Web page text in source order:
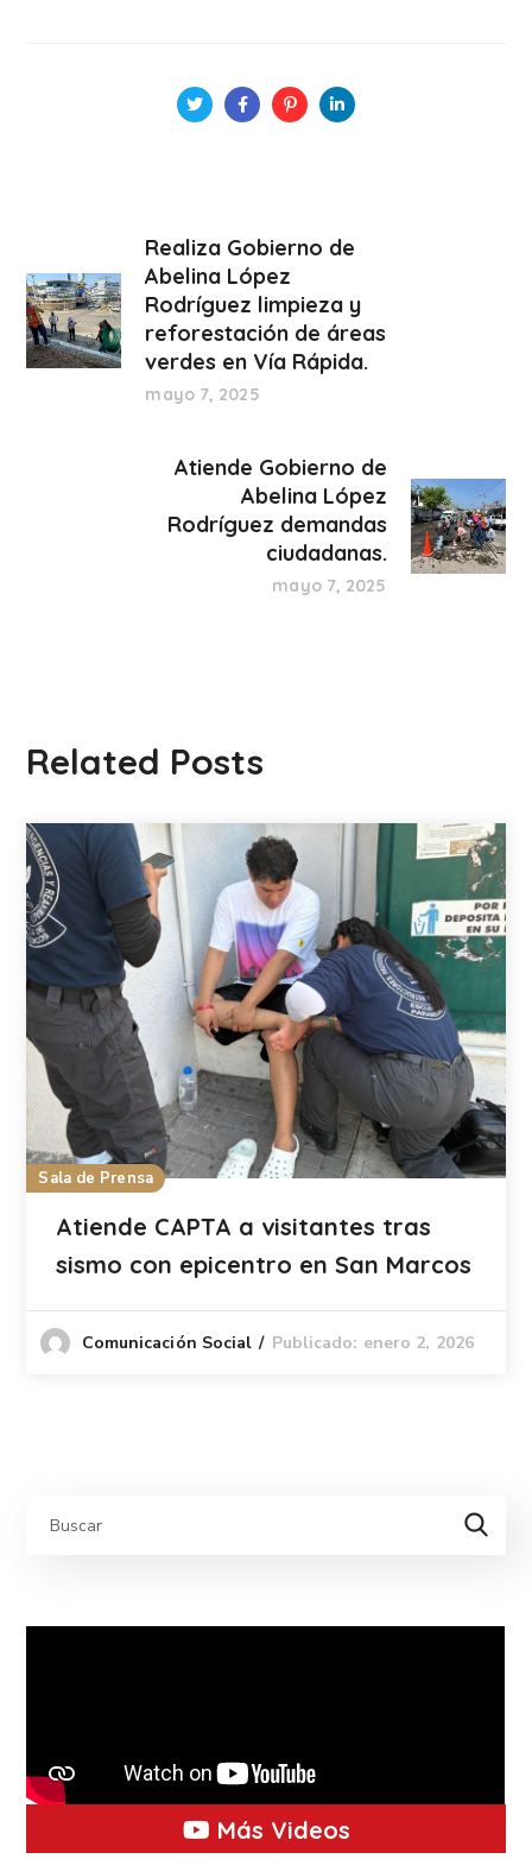
Realiza Gobierno de
Abelina López
Rodríguez limpieza y
reforestación de áreas
verdes en Vía Rápida.
mayo 7, 2025
Atiende Gobierno de
Abelina López
Rodríguez demandas
ciudadanas.
mayo 7, 2025
Related Posts
Sala de Prensa
Atiende CAPTA a visitantes tras
sismo con epicentro en San Marcos
Comunicación Social Publicado: enero 2, 2026
Más Videos